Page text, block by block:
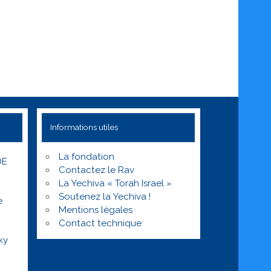
Informations utiles
La fondation
Contactez le Rav
La Yechiva « Torah Israel »
Soutenez la Yechiva !
Mentions légales
Contact technique